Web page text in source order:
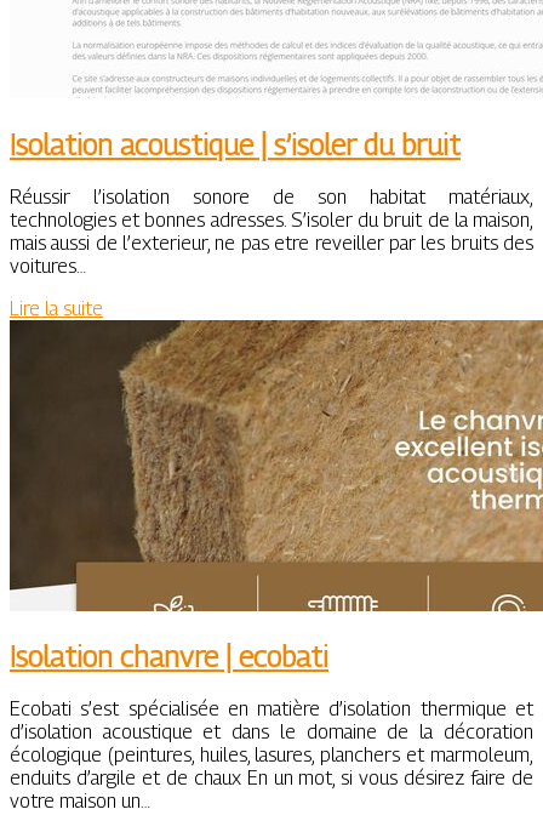
Isolation acoustique | s’isoler du bruit
Réussir l’isolation sonore de son habitat matériaux,
technologies et bonnes adresses. S’isoler du bruit de la maison,
mais aussi de l’exterieur, ne pas etre reveiller par les bruits des
voitures…
Lire la suite
Isolation chanvre | ecobati
Ecobati s’est spécialisée en matière d’isolation thermique et
d’isolation acoustique et dans le domaine de la décoration
écologique (peintures, huiles, lasures, planchers et marmoleum,
enduits d’argile et de chaux En un mot, si vous désirez faire de
votre maison un…